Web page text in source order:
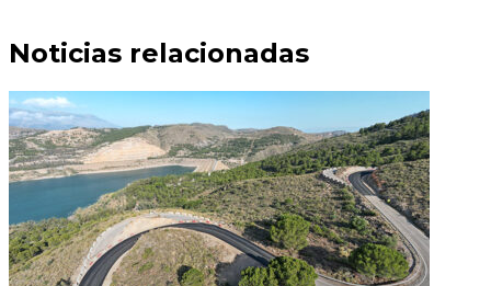
Noticias relacionadas